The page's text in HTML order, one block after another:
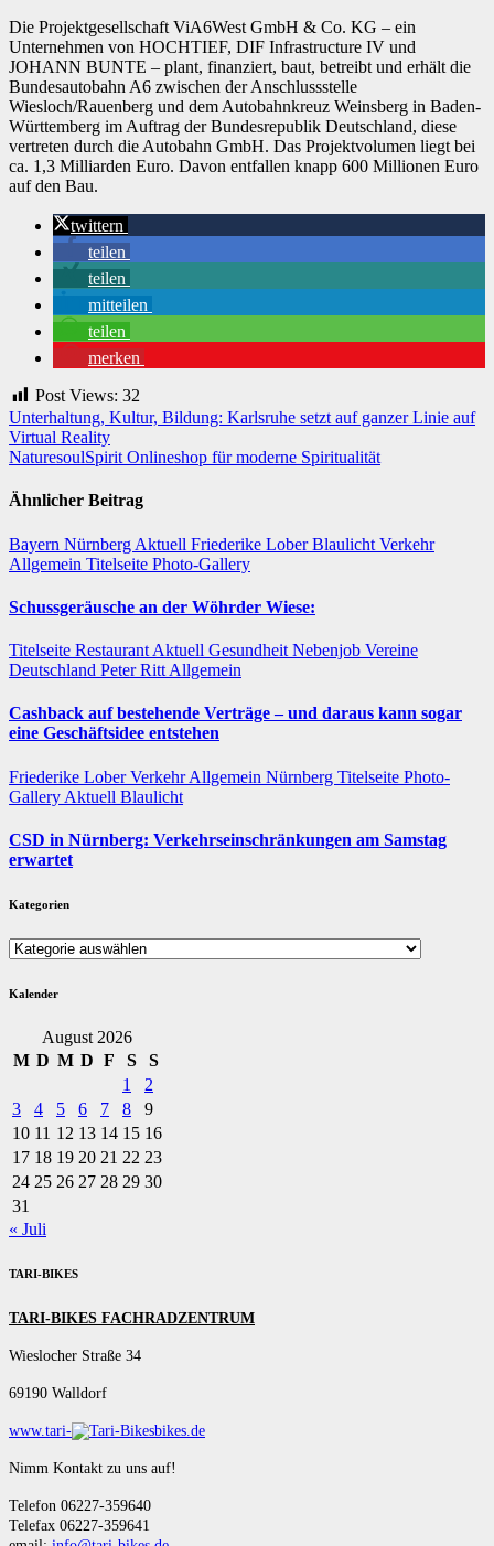
Die Projektgesellschaft ViA6West GmbH & Co. KG – ein
Unternehmen von HOCHTIEF, DIF Infrastructure IV und
JOHANN BUNTE – plant, finanziert, baut, betreibt und erhält die
Bundesautobahn A6 zwischen der Anschlussstelle
Wiesloch/Rauenberg und dem Autobahnkreuz Weinsberg in Baden-
Württemberg im Auftrag der Bundesrepublik Deutschland, diese
vertreten durch die Autobahn GmbH. Das Projektvolumen liegt bei
ca. 1,3 Milliarden Euro. Davon entfallen knapp 600 Millionen Euro
auf den Bau.
twittern
teilen
teilen
mitteilen
teilen
merken
Post Views: 32
Beitragsnavigation
Unterhaltung, Kultur, Bildung: Karlsruhe setzt auf ganzer Linie auf
Virtual Reality
NaturesoulSpirit Onlineshop für moderne Spiritualität
Ähnlicher Beitrag
Bayern Nürnberg Aktuell Friederike LoberBlaulicht Verkehr
Allgemein Titelseite Photo-Gallery
Schussgeräusche an der Wöhrder Wiese:
Titelseite Restaurant Aktuell Gesundheit Nebenjob Vereine
Deutschland Peter Ritt Allgemein
Cashback auf bestehende Verträge – und daraus kann sogar
eine Geschäftsidee entstehen
Friederike LoberVerkehrAllgemein Nürnberg Titelseite Photo-
Gallery Aktuell Blaulicht
CSD in Nürnberg: Verkehrseinschränkungen am Samstag
erwartet
Kategorien
Kategorien
Kalender
August 2026
M D M D F S
S
1
2
3
4 5 6 7 8
9
10 11 12 13 14 15 16
17 18 19 20 21 22 23
24 25 26 27 28 29 30
31
« Juli
TARI-BIKES
TARI-BIKES FACHRADZENTRUM
Wieslocher Straße 34
69190 Walldorf
www.tari- bikes.de
Nimm Kontakt zu uns auf!
Telefon 06227-359640
Telefax 06227-359641